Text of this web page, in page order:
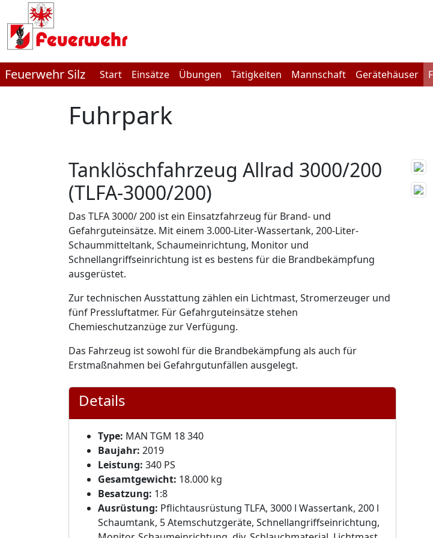
Feuerwehr Silz Start Einsätze Übungen Tätigkeiten Mannschaft Gerätehäuser
Fuhrpark
Tanklöschfahrzeug Allrad 3000/200
(TLFA-3000/200)
Das TLFA 3000/ 200 ist ein Einsatzfahrzeug für Brand- und
Gefahrguteinsätze. Mit einem 3.000-Liter-Wassertank, 200-Liter-
Schaummitteltank, Schaumeinrichtung, Monitor und
Schnellangriffseinrichtung ist es bestens für die Brandbekämpfung
ausgerüstet.
Zur technischen Ausstattung zählen ein Lichtmast, Stromerzeuger und
fünf Pressluftatmer. Für Gefahrguteinsätze stehen
Chemieschutzanzüge zur Verfügung.
Das Fahrzeug ist sowohl für die Brandbekämpfung als auch für
Erstmaßnahmen bei Gefahrgutunfällen ausgelegt.
Details
Type: MAN TGM 18 340
Baujahr: 2019
Leistung: 340 PS
Gesamtgewicht: 18.000 kg
Besatzung: 1:8
Ausrüstung: Pflichtausrüstung TLFA, 3000 l Wassertank, 200 l
Schaumtank, 5 Atemschutzgeräte, Schnellangriffseinrichtung,